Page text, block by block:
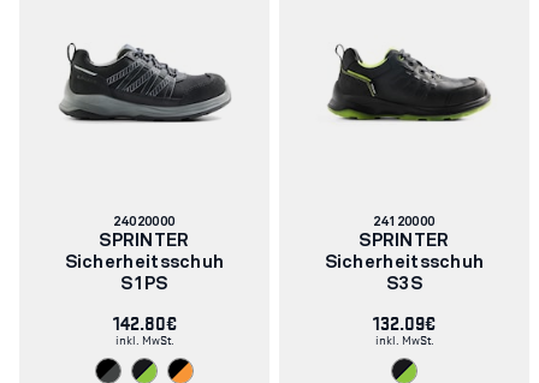
Artikelnummer:
24020000
SPRINTER
Sicherheitsschuh
S1PS
142.80€
inkl. MwSt.
Artikelnummer:
24120000
SPRINTER
Sicherheitsschuh
S3S
132.09€
inkl. MwSt.